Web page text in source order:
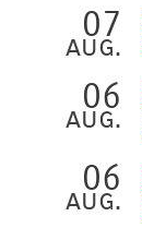
07
aug.
06
aug.
06
aug.